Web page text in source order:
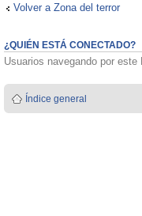
Volver a Zona del terror
¿QUIÉN ESTÁ CONECTADO?
Usuarios navegando por
Índice general